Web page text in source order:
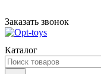
Заказать звонок
Каталог